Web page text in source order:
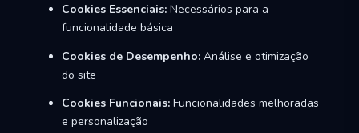
Cookies Essenciais: Necessários para a
funcionalidade básica
Cookies de Desempenho: Análise e otimização
do site
Cookies Funcionais: Funcionalidades melhoradas
e personalização